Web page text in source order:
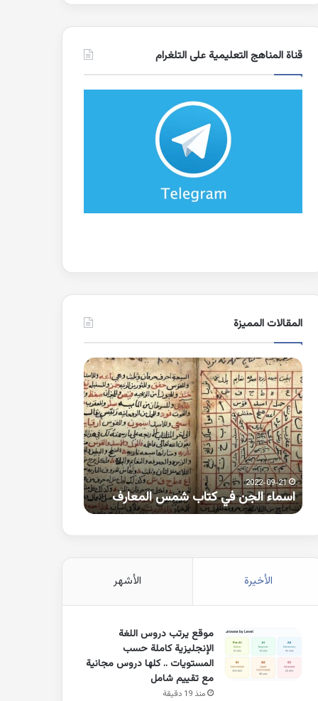
قناة المناهج التعليمية على التلغرام
المقالات المميزة
اسماء
الجن
في
كتاب
شمس
المعارف
2022-09-21
اسماء الجن في كتاب شمس المعارف
كلمات
بها
همزة
متطرفة
على
الواو
الأخيرة الأشهر
موقع يرتب دروس اللغة
الإنجليزية كاملة حسب
المستويات .. كلها دروس مجانية
مع تقييم شامل
منذ 19 دقيقة